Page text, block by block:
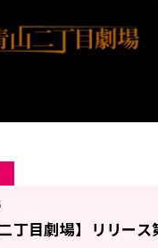
二丁目劇場】リリー